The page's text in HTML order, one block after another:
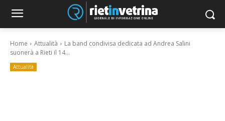
Home Attualità
La band condivisa dedicata ad Andrea Salini
suonerà a Rieti il 14...
Attualità